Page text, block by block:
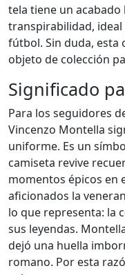
tela tiene un
transpirabilidad,
fútbol. Sin duda, esta
objeto de colección
Significado
Para los seguidores
Vincenzo Montella
uniforme. Es un
camiseta revive
momentos épicos en
aficionados la
lo que representa: la
sus leyendas.
dejó una huella
romano. Por esta